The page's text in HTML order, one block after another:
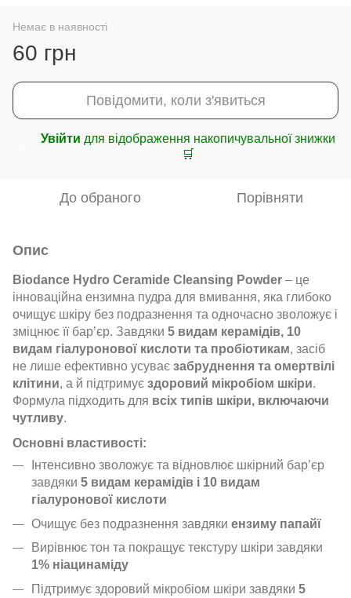
Немає в наявності
60 грн
Повідомити, коли з'явиться
Увійти для відображення накопичувальної знижки
🛒
До обраного Порівняти
Опис
Biodance Hydro Ceramide Cleansing Powder – це
інноваційна ензимна пудра для вмивання, яка глибоко
очищує шкіру без подразнення та одночасно зволожує і
зміцнює її бар’єр. Завдяки 5 видам керамідів, 10
видам гіалуронової кислоти та пробіотикам, засіб
не лише ефективно усуває забруднення та омертвілі
клітини, а й підтримує здоровий мікробіом шкіри.
Формула підходить для всіх типів шкіри, включаючи
чутливу.
Основні властивості:
Інтенсивно зволожує та відновлює шкірний бар’єр
завдяки 5 видам керамідів і 10 видам
гіалуронової кислоти
Очищує без подразнення завдяки ензиму папайї
Вирівнює тон та покращує текстуру шкіри завдяки
1% ніацинаміду
Підтримує здоровий мікробіом шкіри завдяки 5